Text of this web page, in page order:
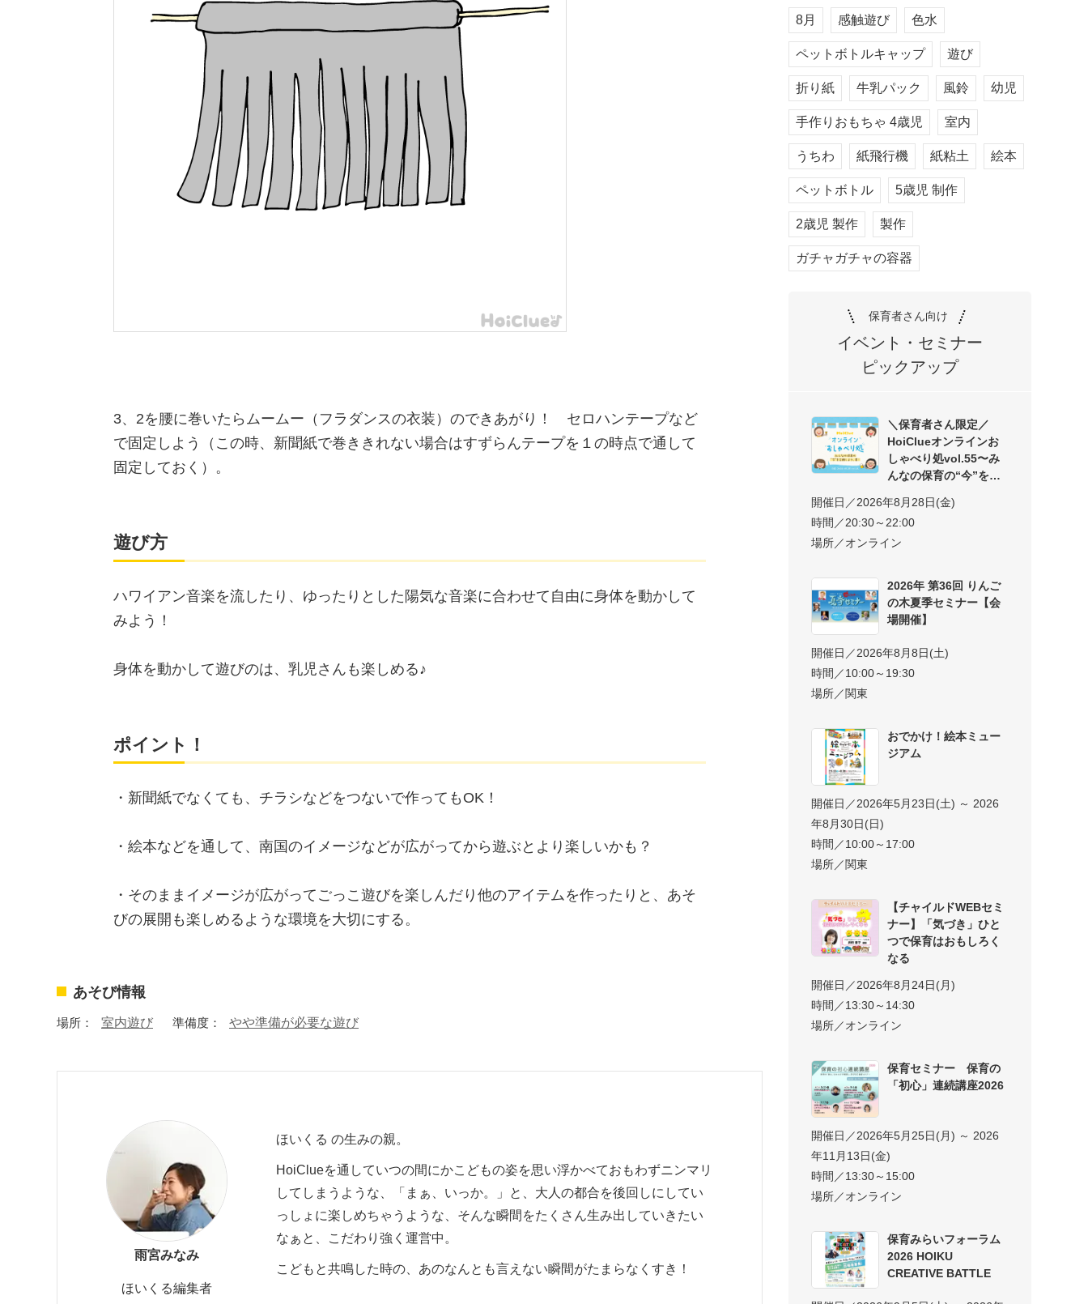
3、2を腰に巻いたらムームー（フラダンスの衣装）のできあがり！ セロハンテープなど
で固定しよう（この時、新聞紙で巻ききれない場合はすずらんテープを１の時点で通して
固定しておく）。
遊び方
ハワイアン音楽を流したり、ゆったりとした陽気な音楽に合わせて自由に身体を動かして
みよう！
身体を動かして遊びのは、乳児さんも楽しめる♪
ポイント！
・新聞紙でなくても、チラシなどをつないで作ってもOK！
・絵本などを通して、南国のイメージなどが広がってから遊ぶとより楽しいかも？
・そのままイメージが広がってごっこ遊びを楽しんだり他のアイテムを作ったりと、あそ
びの展開も楽しめるような環境を大切にする。
あそび情報
場所： 室内遊び 準備度： やや準備が必要な遊び
雨宮みなみ
ほいくる編集者
ほいくる の生みの親。
HoiClueを通していつの間にかこどもの姿を思い浮かべておもわずニンマリ
してしまうような、「まぁ、いっか。」と、大人の都合を後回しにしてい
っしょに楽しめちゃうような、そんな瞬間をたくさん生み出していきたい
なぁと、こだわり強く運営中。
こどもと共鳴した時の、あのなんとも言えない瞬間がたまらなくすき！
8月 感触遊び 色水
ペットボトルキャップ 遊び
折り紙 牛乳パック 風鈴 幼児
手作りおもちゃ 4歳児 室内
うちわ 紙飛行機 紙粘土 絵本
ペットボトル 5歳児 制作
2歳児 製作 製作
ガチャガチャの容器
保育者さん向け
イベント・セミナー
ピックアップ
＼保育者さん限定／
HoiClueオンラインお
しゃべり処vol.55〜み
んなの保育の“今”を交
開催日／2026年8月28日(金)
時間／20:30～22:00
場所／オンライン
2026年 第36回 りんご
の木夏季セミナー【会
場開催】
開催日／2026年8月8日(土)
時間／10:00～19:30
場所／関東
おでかけ！絵本ミュー
ジアム
開催日／2026年5月23日(土) ～ 2026
年8月30日(日)
時間／10:00～17:00
場所／関東
【チャイルドWEBセミ
ナー】「気づき」ひと
つで保育はおもしろく
なる
開催日／2026年8月24日(月)
時間／13:30～14:30
場所／オンライン
保育セミナー 保育の
「初心」連続講座2026
開催日／2026年5月25日(月) ～ 2026
年11月13日(金)
時間／13:30～15:00
場所／オンライン
保育みらいフォーラム
2026 HOIKU
CREATIVE BATTLE